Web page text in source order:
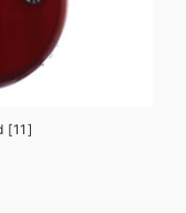
[11]